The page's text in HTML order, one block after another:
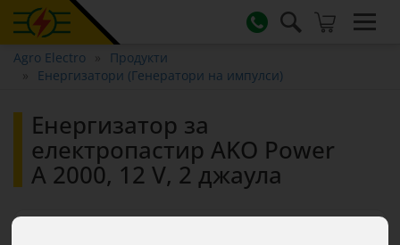
Agro Electro
Продукти
Енергизатори (Генератори на импулси)
Енергизатор за
електропастир AKO Power
А 2000, 12 V, 2 джаула